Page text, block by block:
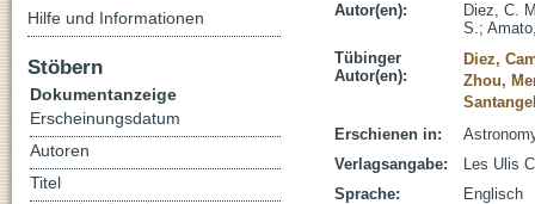
Autor(en):
Diez, C.
S.;
Tübinger
Autor(en):
Diez,
Zhou,
Erschienen in:
Verlagsangabe:
Les Ulis
Sprache:
Englisch
Hilfe und Informationen
Stöbern
Dokumentanzeige
Erscheinungsdatum
Autoren
Titel